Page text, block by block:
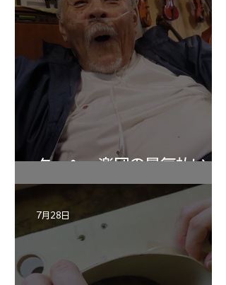
ターヘー楽団の暑気払い
7月28日